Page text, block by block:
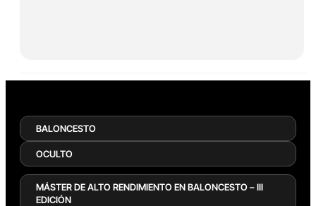
BALONCESTO
OCULTO
MÁSTER DE ALTO RENDIMIENTO EN BALONCESTO – III
EDICIÓN